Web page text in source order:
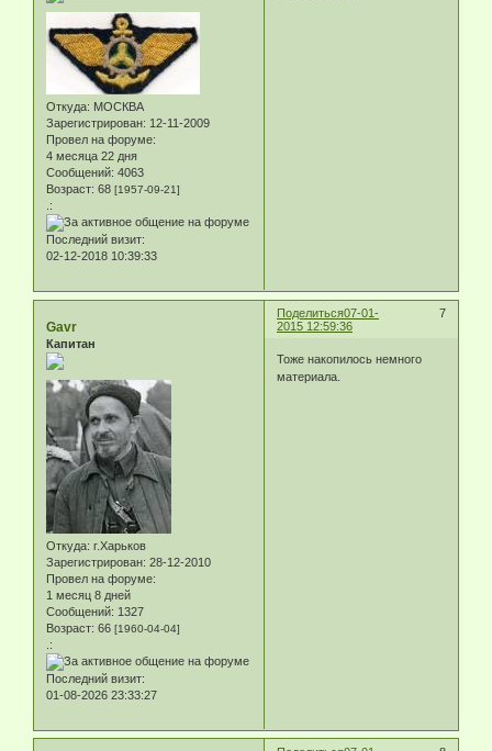
Откуда: МОСКВА
Зарегистрирован: 12-11-2009
Провел на форуме:
4 месяца 22 дня
Сообщений: 4063
Возраст: 68 [1957-09-21]
.:
Последний визит:
02-12-2018 10:39:33
Поделиться 7
07-01-
2015 12:59:36
Gavr
Капитан
Откуда: г.Харьков
Зарегистрирован: 28-12-2010
Провел на форуме:
1 месяц 8 дней
Сообщений: 1327
Возраст: 66 [1960-04-04]
.:
Последний визит:
01-08-2026 23:33:27
Тоже накопилось немного
материала.